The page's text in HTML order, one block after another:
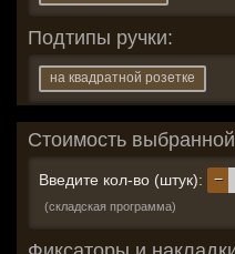
Подтипы ручки:
на квадратной розетке
Стоимость
Введите кол-во (штук): −
(складская программа)